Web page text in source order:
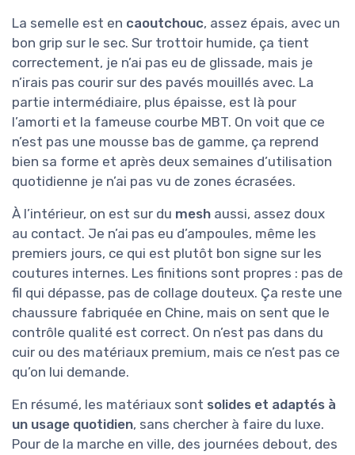
La semelle est en caoutchouc, assez épais, avec un
bon grip sur le sec. Sur trottoir humide, ça tient
correctement, je n’ai pas eu de glissade, mais je
n’irais pas courir sur des pavés mouillés avec. La
partie intermédiaire, plus épaisse, est là pour
l’amorti et la fameuse courbe MBT. On voit que ce
n’est pas une mousse bas de gamme, ça reprend
bien sa forme et après deux semaines d’utilisation
quotidienne je n’ai pas vu de zones écrasées.
À l’intérieur, on est sur du mesh aussi, assez doux
au contact. Je n’ai pas eu d’ampoules, même les
premiers jours, ce qui est plutôt bon signe sur les
coutures internes. Les finitions sont propres : pas de
fil qui dépasse, pas de collage douteux. Ça reste une
chaussure fabriquée en Chine, mais on sent que le
contrôle qualité est correct. On n’est pas dans du
cuir ou des matériaux premium, mais ce n’est pas ce
qu’on lui demande.
En résumé, les matériaux sont solides et adaptés à
un usage quotidien, sans chercher à faire du luxe.
Pour de la marche en ville, des journées debout, des